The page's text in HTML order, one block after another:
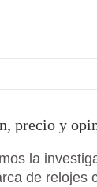
precio y
la
de relojes